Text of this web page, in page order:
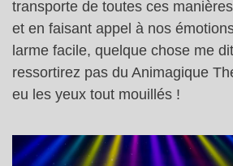
transporte de toutes ces
et en faisant appel à nos
larme facile, quelque chose me
ressortirez pas du Animagique
eu les yeux tout mouillés !